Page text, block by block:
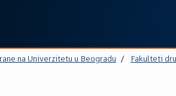
na Univerzitetu u Beogradu Fakulteti